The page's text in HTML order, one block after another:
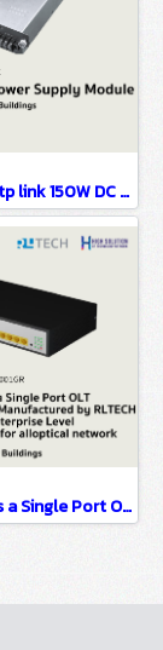
PSM150-DC tp link 150W DC Power Supply Module FTTx Solutions for Buildings
RH8001GR is a Single Port OLT designed FTTx Solutions for Buildings